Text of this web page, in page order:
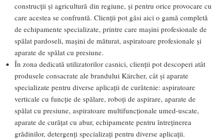
construcții și agricultură din regiune, și pentru orice provocare cu
care acestea se confruntă. Clienții pot găsi aici o gamă completă
de echipamente specializate, printre care mașini profesionale de
spălat pardoseli, mașini de măturat, aspiratoare profesionale și
aparate de spălat cu presiune.
În zona dedicată utilizatorilor casnici, clienții pot descoperi atât
produsele consacrate ale brandului Kärcher, cât și aparate
specializate pentru diverse aplicații de curătenie: aspiratoare
verticale cu funcție de spălare, roboți de aspirare, aparate de
spălat cu presiune, aspiratoare multifuncționale umed-uscate,
aparate de curățat cu abur, echipamente pentru întreținerea
grădinilor, detergenți specializați pentru diverse aplicații.